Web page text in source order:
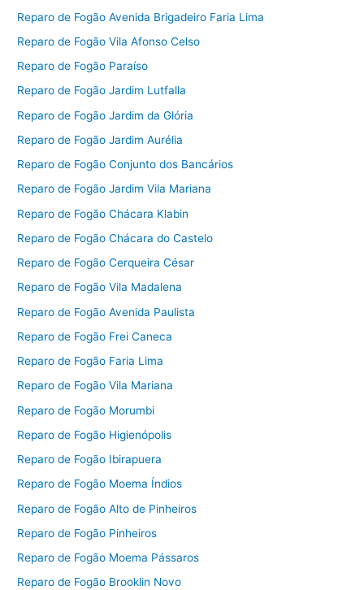
Reparo de Fogão Avenida Brigadeiro Faria Lima
Reparo de Fogão Vila Afonso Celso
Reparo de Fogão Paraíso
Reparo de Fogão Jardim Lutfalla
Reparo de Fogão Jardim da Glória
Reparo de Fogão Jardim Aurélia
Reparo de Fogão Conjunto dos Bancários
Reparo de Fogão Jardim Vila Mariana
Reparo de Fogão Chácara Klabin
Reparo de Fogão Chácara do Castelo
Reparo de Fogão Cerqueira César
Reparo de Fogão Vila Madalena
Reparo de Fogão Avenida Paulista
Reparo de Fogão Frei Caneca
Reparo de Fogão Faria Lima
Reparo de Fogão Vila Mariana
Reparo de Fogão Morumbi
Reparo de Fogão Higienópolis
Reparo de Fogão Ibirapuera
Reparo de Fogão Moema Índios
Reparo de Fogão Alto de Pinheiros
Reparo de Fogão Pinheiros
Reparo de Fogão Moema Pássaros
Reparo de Fogão Brooklin Novo